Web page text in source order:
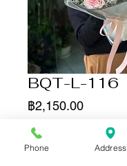
BQT-L-116
฿2,150.00ราคา
จำนวน
Phone Address